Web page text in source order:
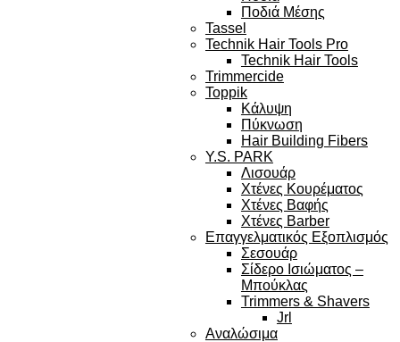
Ποδιά Μέσης
Tassel
Technik Hair Tools Pro
Technik Hair Tools
Trimmercide
Toppik
Κάλυψη
Πύκνωση
Hair Building Fibers
Y.S. PARK
Λισουάρ
Χτένες Κουρέματος
Χτένες Βαφής
Χτένες Barber
Επαγγελματικός Εξοπλισμός
Σεσουάρ
Σίδερο Ισιώματος –
Μπούκλας
Trimmers & Shavers
Jrl
Αναλώσιμα